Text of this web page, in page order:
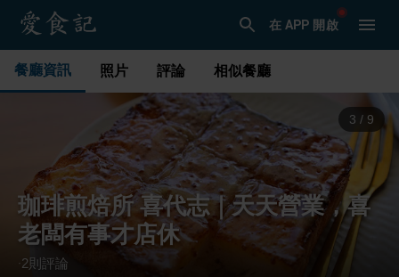
在 APP 開啟
餐廳資訊 照片 評論 相似餐廳
4 / 9
珈琲煎焙所 喜代志｜天天營業，喜
老闆有事才店休
·2 則評論